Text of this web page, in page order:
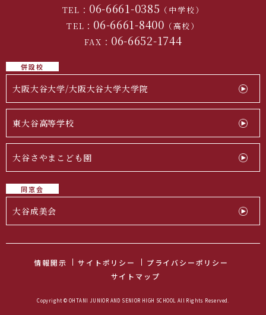
TEL： 06-6661-0385 （中学校）
TEL： 06-6661-8400 （高校）
FAX： 06-6652-1744
併設校
大阪大谷大学/大阪大谷大学大学院
東大谷高等学校
大谷さやまこども園
同窓会
大谷成美会
情報開示 サイトポリシー
プライバシーポリシー
サイトマップ
Copyright © OHTANI JUNIOR AND SENIOR HIGH SCHOOL All Rights Reserved.